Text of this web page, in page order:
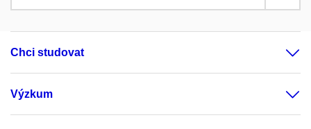
Chci studovat
Výzkum